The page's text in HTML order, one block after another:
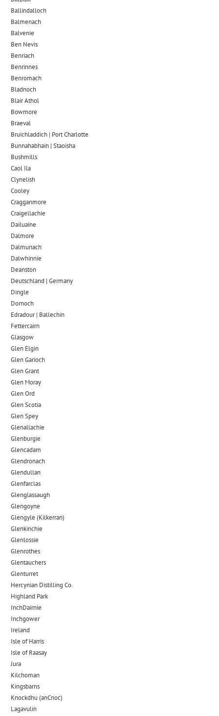
Ballindalloch
Balmenach
Balvenie
Ben Nevis
Benriach
Benrinnes
Benromach
Bladnoch
Blair Athol
Bowmore
Braeval
Bruichladdich | Port Charlotte
Bunnahabhain | Staoisha
Bushmills
Caol Ila
Clynelish
Cooley
Cragganmore
Craigellachie
Dailuaine
Dalmore​
Dalmunach
Dalwhinnie
Deanston
Deutschland | Germany
Dingle
Dornoch
Edradour | Ballechin
Fettercairn
Glasgow
Glen Elgin
Glen Garioch
Glen Grant
Glen Moray
Glen Ord
Glen Scotia
Glen Spey
Glenallachie
Glenburgie
Glencadam
Glendronach
Glendullan
Glenfarclas
Glenglassaugh
Glengoyne
Glengyle (Kilkerran)
Glenkinchie
Glenlossie
Glenrothes
Glentauchers
Glenturret
Hercynian Distilling Co.
Highland Park
InchDairnie
Inchgower
Ireland
Isle of Harris
Isle of Raasay
Jura
Kilchoman
Kingsbarns
Knockdhu (anCnoc)
Lagavulin